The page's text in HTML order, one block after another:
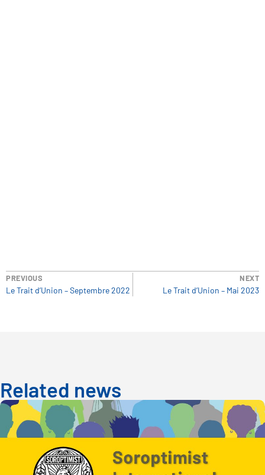
PREVIOUS
Le Trait d’Union – Septembre 2022
NEXT
Le Trait d’Union – Mai 2023
Related news